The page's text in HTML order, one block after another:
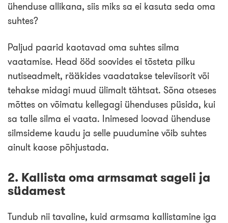
ühenduse allikana, siis miks sa ei kasuta seda oma
suhtes?
Paljud paarid kaotavad oma suhtes silma
vaatamise. Head ööd soovides ei tõsteta pilku
nutiseadmelt, rääkides vaadatakse televiisorit või
tehakse midagi muud ülimalt tähtsat. Sõna otseses
mõttes on võimatu kellegagi ühenduses püsida, kui
sa talle silma ei vaata. Inimesed loovad ühenduse
silmsideme kaudu ja selle puudumine võib suhtes
ainult kaose põhjustada.
2. Kallista oma armsamat sageli ja
südamest
Tundub nii tavaline, kuid armsama kallistamine iga